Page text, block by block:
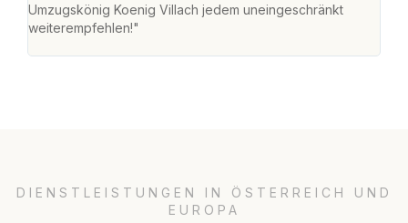
Umzugskönig Koenig Villach jedem uneingeschränkt
weiterempfehlen!"
DIENSTLEISTUNGEN IN ÖSTERREICH UND
EUROPA